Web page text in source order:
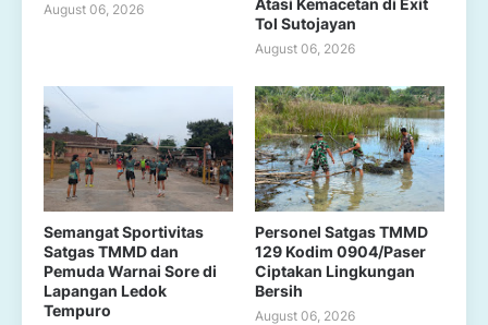
August 06, 2026
Atasi Kemacetan di Exit
Tol Sutojayan
August 06, 2026
Semangat Sportivitas
Satgas TMMD dan
Pemuda Warnai Sore di
Lapangan Ledok
Tempuro
Personel Satgas TMMD
129 Kodim 0904/Paser
Ciptakan Lingkungan
Bersih
August 06, 2026